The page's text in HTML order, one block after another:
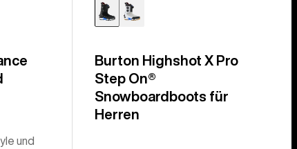
und
Burton Highshot X Pro
Step On®
Snowboardboots für
Herren